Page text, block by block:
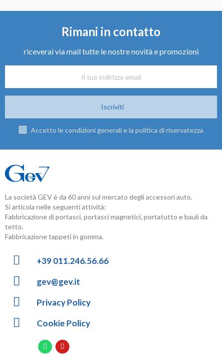
Rimani in contatto
riceverai via mail tutte le nostre novità e promozioni
Iscriviti
Accetto le condizioni generali e la politica di riservatezza
La società GEV è da 60 anni sul mercato degli accessori auto.
Si articola nelle seguenti attività:
Fabbricazione di portasci, portasci magnetici, portatutto e bauli da
tetto.
Fabbricazione tappeti in gomma.
+39 011.246.56.66
gev@gev.it
Privacy Policy
Cookie Policy